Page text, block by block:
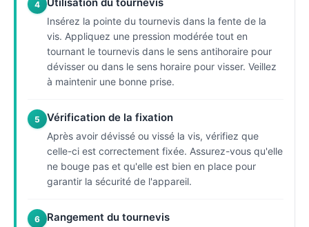
4
Insérez la pointe du tournevis dans la fente de la
vis. Appliquez une pression modérée tout en
tournant le tournevis dans le sens antihoraire pour
dévisser ou dans le sens horaire pour visser. Veillez
à maintenir une bonne prise.
5 Vérification de la fixation
Après avoir dévissé ou vissé la vis, vérifiez que
celle-ci est correctement fixée. Assurez-vous qu'elle
ne bouge pas et qu'elle est bien en place pour
garantir la sécurité de l'appareil.
6 Rangement du tournevis